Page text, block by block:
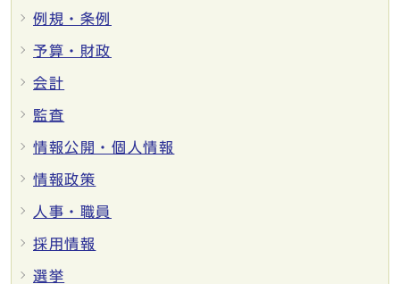
例規・条例
予算・財政
会計
監査
情報公開・個人情報
情報政策
人事・職員
採用情報
選挙